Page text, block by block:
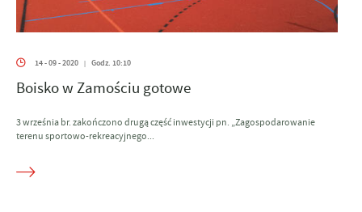
14 - 09 - 2020 | Godz. 10:10
Boisko w Zamościu gotowe
3 września br. zakończono drugą część inwestycji pn. „Zagospodarowanie
terenu sportowo-rekreacyjnego...